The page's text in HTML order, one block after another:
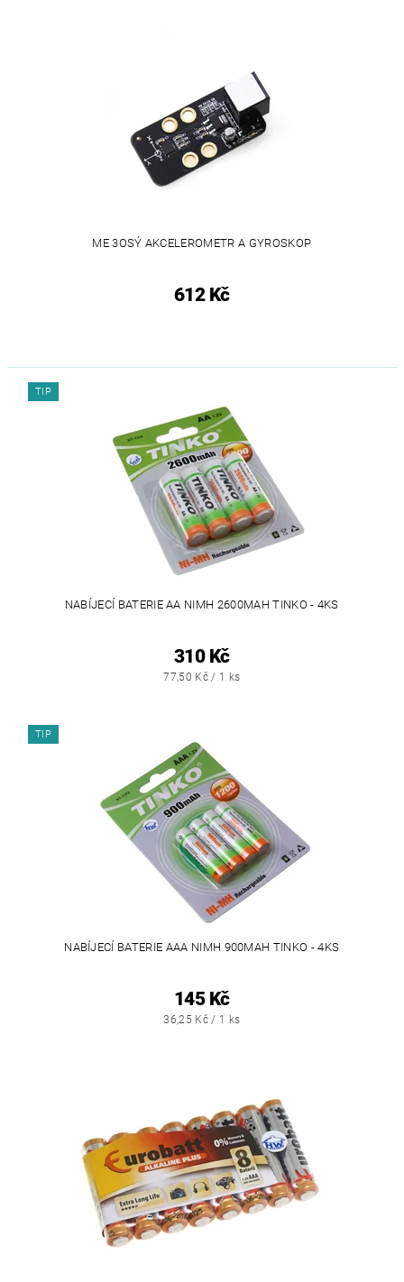
ME 3OSÝ AKCELEROMETR A GYROSKOP
612 Kč
TIP
NABÍJECÍ BATERIE AA NIMH 2600MAH TINKO - 4KS
310 Kč
77,50 Kč / 1 ks
TIP
NABÍJECÍ BATERIE AAA NIMH 900MAH TINKO - 4KS
145 Kč
36,25 Kč / 1 ks